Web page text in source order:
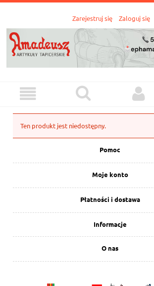
Zarejestruj się Zaloguj się
Ten produkt jest niedostępny.
Pomoc
Moje konto
Płatności i dostawa
Informacje
O nas